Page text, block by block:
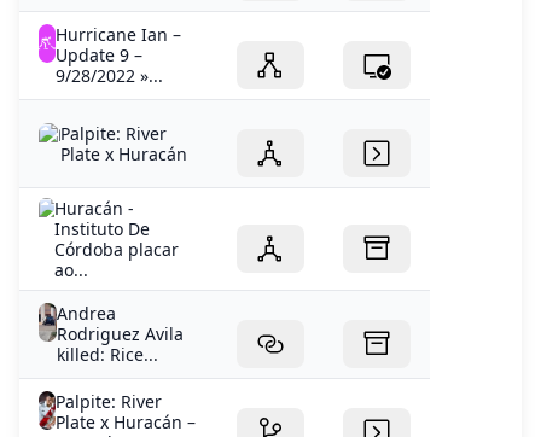
Hurricane Ian –
Update 9 –
9/28/2022 »...
Palpite: River
Plate x Huracán
Huracán -
Instituto De
Córdoba placar
ao...
Andrea
Rodriguez Avila
killed: Rice...
Palpite: River
Plate x Huracán –